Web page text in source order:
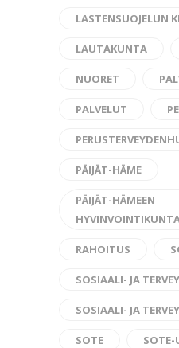
LASTENSUOJELUN
LAUTAKUNTA
NUORET
PALVELUT
PÄIJÄT-HÄME
PÄIJÄT-HÄMEEN
RAHOITUS
SOSIAALI- JA
SOSIAALI- JA
SOTE SOTE-